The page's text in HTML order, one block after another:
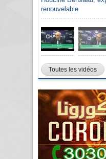
renouvelable
Toutes les vidéos